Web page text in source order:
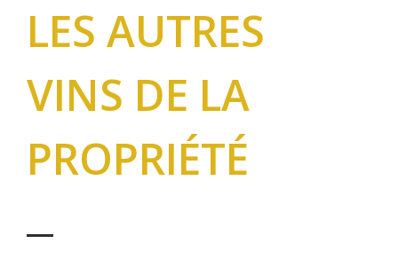
LES AUTRES
VINS DE LA
PROPRIÉTÉ